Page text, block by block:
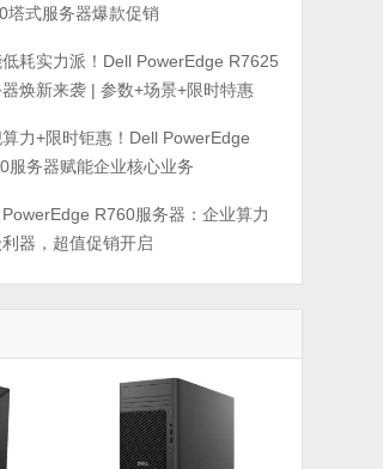
塔式服务器爆款促销
耗实力派！Dell PowerEdge R7625
焕新来袭 | 参数+场景+限时特惠
力+限时钜惠！Dell PowerEdge
服务器赋能企业核心业务
R760服务器：企业算力
器，超值促销开启